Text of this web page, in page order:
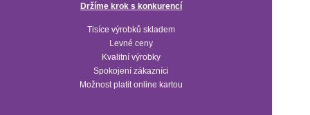
Držíme krok s konkurencí
Tisíce výrobků skladem
Levné ceny
Kvalitní výrobky
Spokojení zákazníci
Možnost platit online kartou